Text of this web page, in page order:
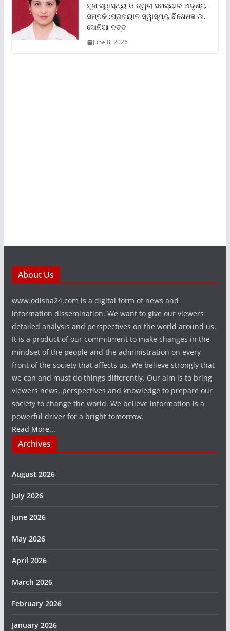
ମୁଖ ସ୍ୱାସ୍ଥ୍ୟ ଓ ତ୍ୱଚା ସମସ୍ୟାର ଅଦୃଶ୍ୟ
ସମ୍ପର୍କ :ପ୍ରଖ୍ୟାତ ସ୍ୱାସ୍ଥ୍ୟ ବିଶେଷଜ୍ଞ ଡା.
ସୋନିଆ ଦତ୍ତ
June 8, 2026
About Us
www.odisha24.com is a digital form of news and
information dissemination. We want to give our viewers
detailed analysis and perspectives on the world around us.
It is a product of our commitment to make changes in the
mindset of the people and the administration on every
front of the society that affects us. We believe strongly that
we can and must do things differently. Our aim is to bring
viewers news, perspectives and knowledge to prepare our
society to change the world. We believe information is a
powerful driver for a bright tomorrow.
Read More...
Archives
August 2026
July 2026
June 2026
May 2026
April 2026
March 2026
February 2026
January 2026